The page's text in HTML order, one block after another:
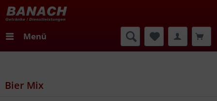
Menü
Bier Mix